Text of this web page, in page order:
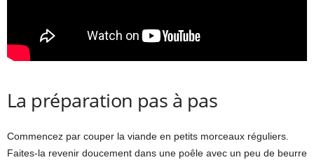
La préparation pas à pas
Commencez par couper la viande en petits morceaux réguliers.
Faites-la revenir doucement dans une poêle avec un peu de beurre